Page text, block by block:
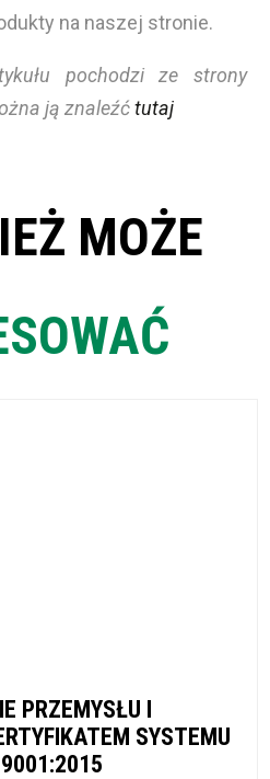
na naszej stronie.
pochodzi ze strony
ją znaleźćtutaj
MOŻE
PRZEMYSŁU I
SYSTEMU